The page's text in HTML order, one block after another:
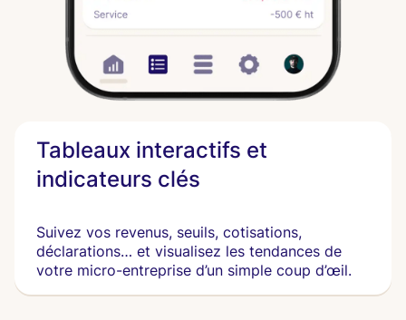
Tableaux interactifs et
indicateurs clés
Suivez vos revenus, seuils, cotisations,
déclarations… et visualisez les tendances de
votre micro-entreprise d’un simple coup d’œil.